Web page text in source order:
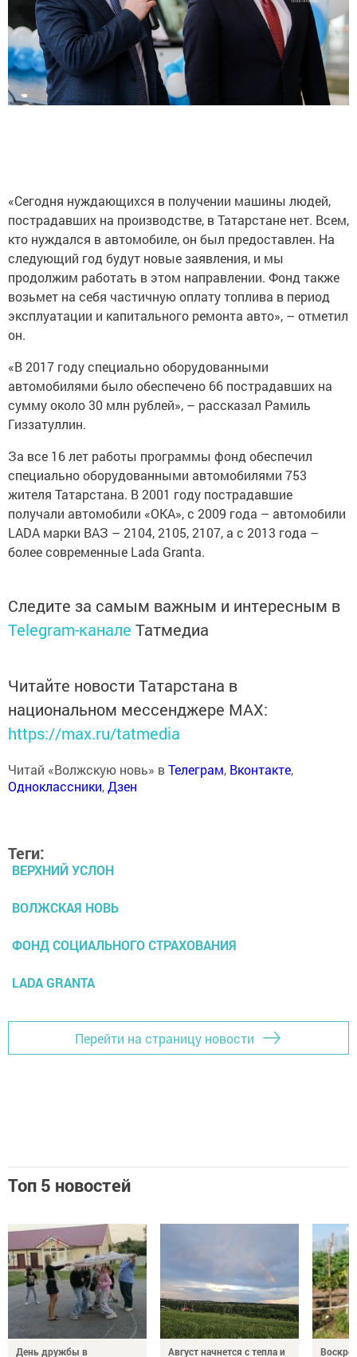
«Сегодня нуждающихся в получении машины людей,
пострадавших на производстве, в Татарстане нет. Всем,
кто нуждался в автомобиле, он был предоставлен. На
следующий год будут новые заявления, и мы
продолжим работать в этом направлении. Фонд также
возьмет на себя частичную оплату топлива в период
эксплуатации и капитального ремонта авто», – отметил
он.
«В 2017 году специально оборудованными
автомобилями было обеспечено 66 пострадавших на
сумму около 30 млн рублей», – рассказал Рамиль
Гиззатуллин.
За все 16 лет работы программы фонд обеспечил
специально оборудованными автомобилями 753
жителя Татарстана. В 2001 году пострадавшие
получали автомобили «ОКА», с 2009 года – автомобили
LADA марки ВАЗ – 2104, 2105, 2107, а с 2013 года –
более современные Lada Granta.
Следите за самым важным и интересным в
Telegram-канале Татмедиа
Читайте новости Татарстана в
национальном мессенджере MАХ:
https://max.ru/tatmedia
Читай «Волжскую новь» вТелеграм, Вконтакте,
Одноклассники,Дзен
Теги:
ВЕРХНИЙ УСЛОН
ВОЛЖСКАЯ НОВЬ
ФОНД СОЦИАЛЬНОГО СТРАХОВАНИЯ
LADA GRANTA
Перейти на страницу новости
Топ 5 новостей
День дружбы в
Август начнется с тепла и